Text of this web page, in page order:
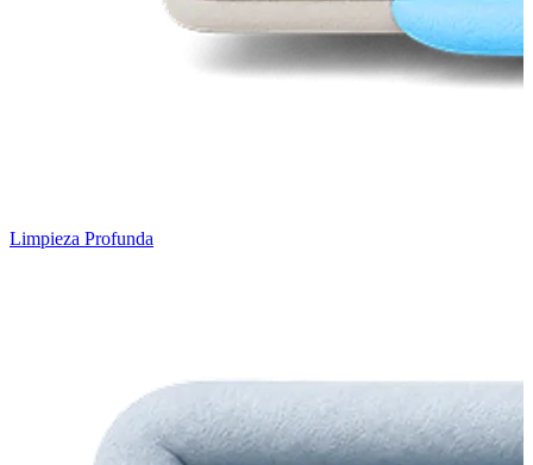
Limpieza Profunda